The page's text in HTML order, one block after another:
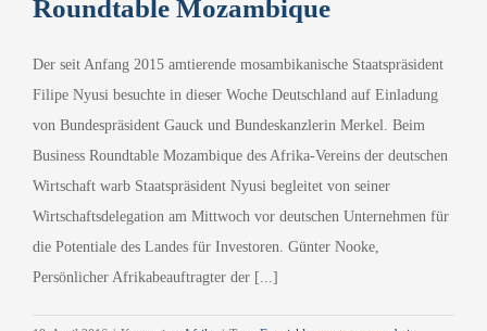
Roundtable Mozambique
Der seit Anfang 2015 amtierende mosambikanische Staatspräsident
Filipe Nyusi besuchte in dieser Woche Deutschland auf Einladung
von Bundespräsident Gauck und Bundeskanzlerin Merkel. Beim
Business Roundtable Mozambique des Afrika-Vereins der deutschen
Wirtschaft warb Staatspräsident Nyusi begleitet von seiner
Wirtschaftsdelegation am Mittwoch vor deutschen Unternehmen für
die Potentiale des Landes für Investoren. Günter Nooke,
Persönlicher Afrikabeauftragter der [...]